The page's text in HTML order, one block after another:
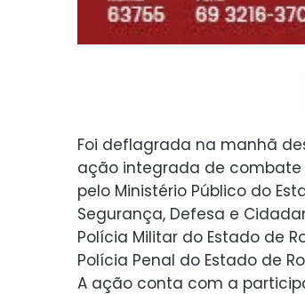
Foi deflagrada na manhã
ação integrada de combate
pelo Ministério Público do
Segurança, Defesa e
Polícia Militar do Estado de
Polícia Penal do Estado de
A ação conta com a